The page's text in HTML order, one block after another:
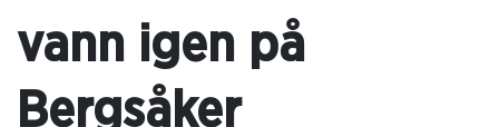
vann igen på
Bergsåker